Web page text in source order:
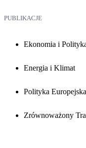
PUBLIKACJE
Ekonomia i
Energia i Klimat
Polityka
Zrównoważony